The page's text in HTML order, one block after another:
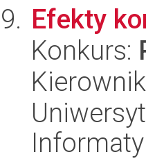
Efekty
Konkurs: